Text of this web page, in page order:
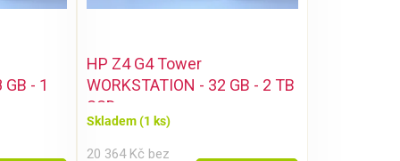
- 1
HP Z4 G4 Tower
WORKSTATION - 32 GB - 2 TB
SSD
Skladem(1 ks)
20 364 Kč bez